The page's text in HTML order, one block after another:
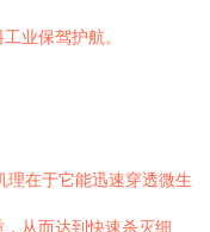
业保驾护航。
理在于它能迅速穿透微生
从而达到快速杀灭细